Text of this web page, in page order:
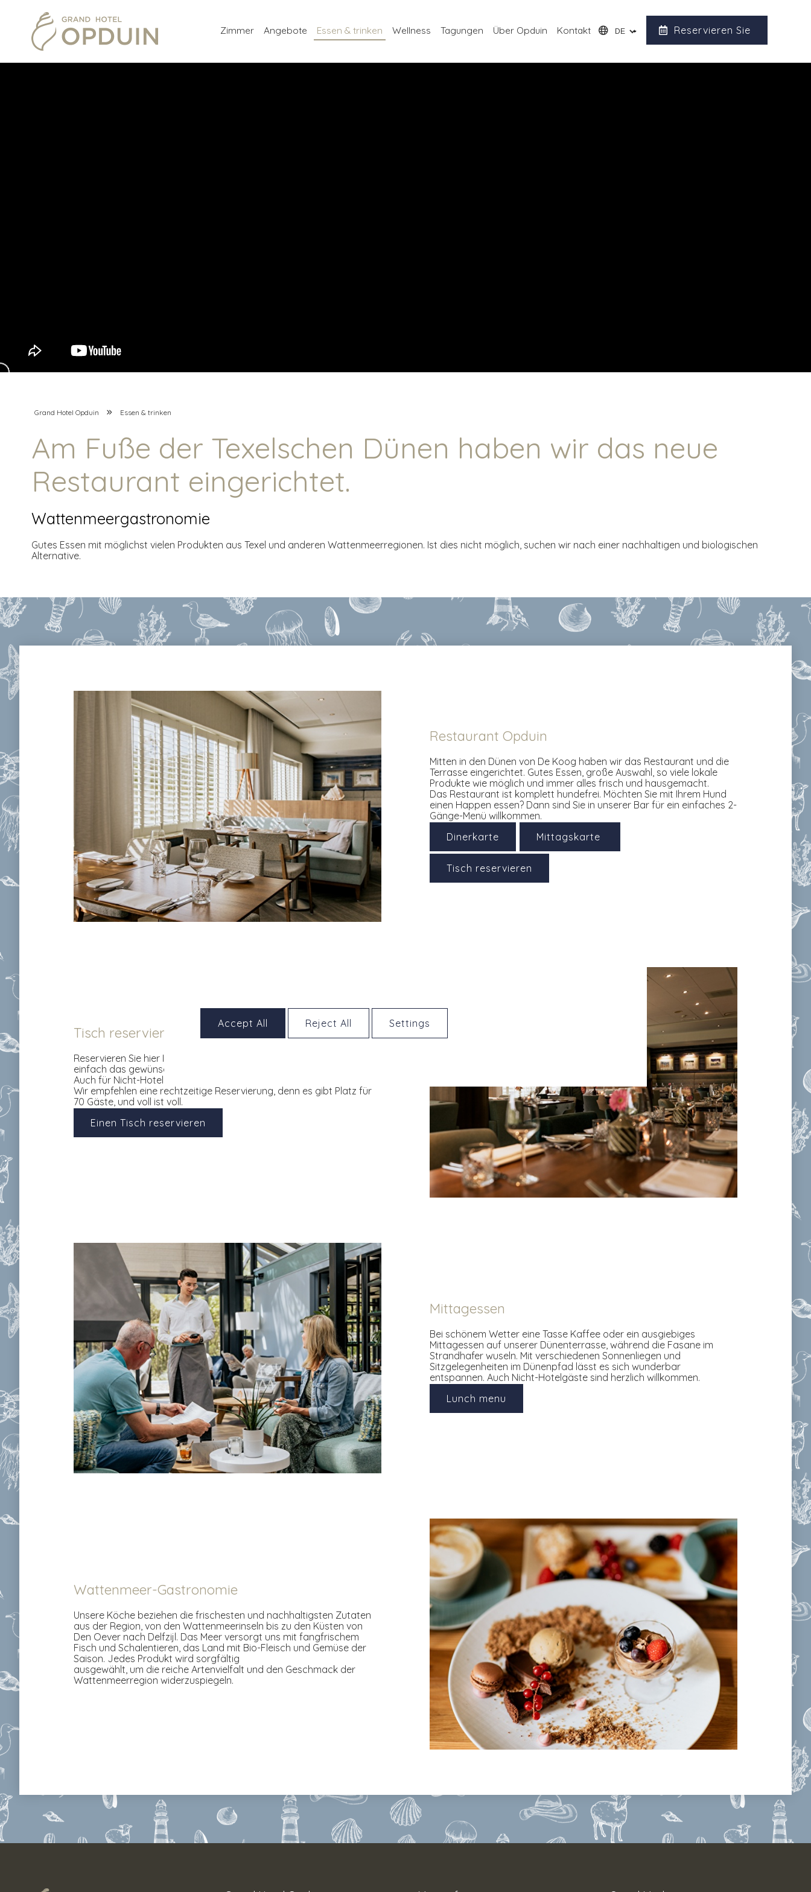
Zimmer Angebote Essen & trinken Wellness Tagungen Über Opduin Kontakt Reservieren Sie
Grand Hotel Opduin Essen & trinken
Am Fuße der Texelschen Dünen haben wir das neue
Restaurant eingerichtet.
Wattenmeergastronomie
Gutes Essen mit möglichst vielen Produkten aus Texel und anderen Wattenmeerregionen. Ist dies nicht möglich, suchen wir nach einer nachhaltigen und biologischen
Alternative.
Restaurant Opduin
Mitten in den Dünen von De Koog haben wir das Restaurant und die
Terrasse eingerichtet. Gutes Essen, große Auswahl, so viele lokale
Produkte wie möglich und immer alles frisch und hausgemacht.
Das Restaurant ist komplett hundefrei. Möchten Sie mit Ihrem Hund
einen Happen essen? Dann sind Sie in unserer Bar für ein einfaches 2-
Gänge-Menü willkommen.
Dinerkarte
Mittagskarte
Tisch reservieren
Tisch reservieren
Reservieren Sie hier Ihren Tisch für das Abendessen. Sie wählen
einfach das gewünschte Datum und die bevorzugte Uhrzeit aus.
Auch für Nicht-Hotelgäste.
Wir empfehlen eine rechtzeitige Reservierung, denn es gibt Platz für
70 Gäste, und voll ist voll.
Einen Tisch reservieren
Mittagessen
Bei schönem Wetter eine Tasse Kaffee oder ein ausgiebiges
Mittagessen auf unserer Dünenterrasse, während die Fasane im
Strandhafer wuseln. Mit verschiedenen Sonnenliegen und
Sitzgelegenheiten im Dünenpfad lässt es sich wunderbar
entspannen. Auch Nicht-Hotelgäste sind herzlich willkommen.
Lunch menu
Wattenmeer-Gastronomie
Unsere Köche beziehen die frischesten und nachhaltigsten Zutaten
aus der Region, von den Wattenmeerinseln bis zu den Küsten von
Den Oever nach Delfzijl. Das Meer versorgt uns mit fangfrischem
Fisch und Schalentieren, das Land mit Bio-Fleisch und Gemüse der
Saison. Jedes Produkt wird sorgfältig
ausgewählt, um die reiche Artenvielfalt und den Geschmack der
Wattenmeerregion widerzuspiegeln.
Accept All Reject All Settings